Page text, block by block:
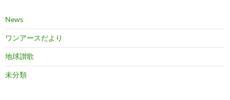
News
ワンアースだより
地球讃歌
未分類